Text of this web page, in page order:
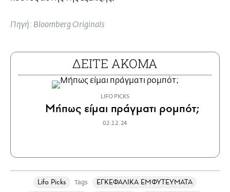
Πηγή: Bloomberg Originals
ΔΕΙΤΕ ΑΚΟΜΑ
LIFO PICKS
Μήπως είμαι πράγματι ρομπότ;
02.12.24
Lifo Picks Tags
ΕΓΚΕΦΑΛΙΚΑ ΕΜΦΥΤΕΥΜΑΤΑ